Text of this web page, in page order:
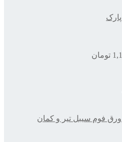
تومان
ورق فوم سیبل تیر و کمان